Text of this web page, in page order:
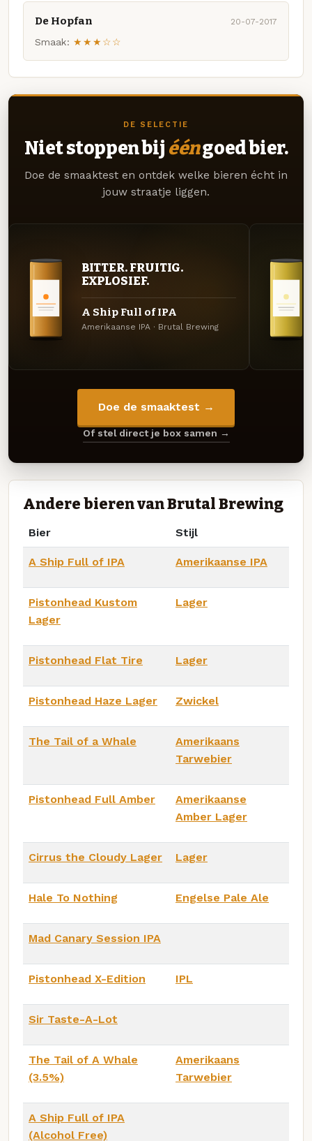
De Hopfan 20-07-2017
Smaak: ★★★☆☆
DE SELECTIE
Niet stoppen bij ééngoed bier.
Doe de smaaktest en ontdek welke bieren écht in
jouw straatje liggen.
BITTER. FRUITIG.
EXPLOSIEF.
A Ship Full of IPA
Amerikaanse IPA · Brutal Brewing
Doe de smaaktest →
Of stel direct je box samen →
Andere bieren van Brutal Brewing
Bier Stijl
A Ship Full of IPA Amerikaanse IPA
Pistonhead Kustom
Lager
Lager
Pistonhead Flat Tire Lager
Pistonhead Haze Lager Zwickel
The Tail of a Whale
Amerikaans
Tarwebier
Pistonhead Full Amber
Amerikaanse
Amber Lager
Cirrus the Cloudy Lager Lager
Hale To Nothing Engelse Pale Ale
Mad Canary Session IPA
Pistonhead X-Edition IPL
Sir Taste-A-Lot
The Tail of A Whale
(3.5%)
Amerikaans
Tarwebier
A Ship Full of IPA
(Alcohol Free)